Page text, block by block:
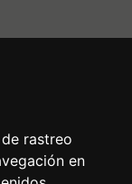
rastreo
en